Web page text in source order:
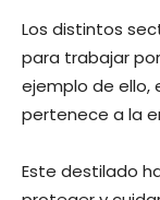
Los distintos
para trabajar
ejemplo de ello,
pertenece a la
Este destilado